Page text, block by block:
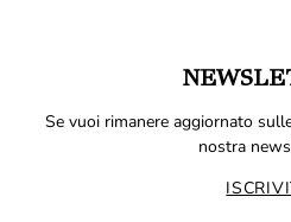
Se vuoi rimanere aggiornato
nostra